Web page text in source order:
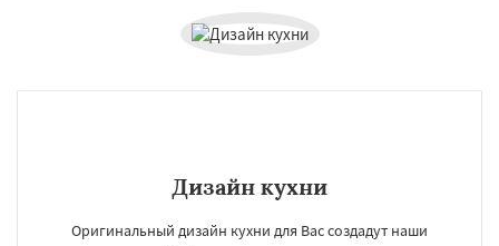
Дизайн кухни
Оригинальный дизайн кухни для Вас создадут наши